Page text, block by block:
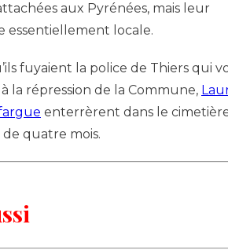
aux Pyrénées, mais leur
essentiellement locale.
fuyaient la police de Thiers qui
la répression de la Commune,
enterrèrent dans le
quatre mois.